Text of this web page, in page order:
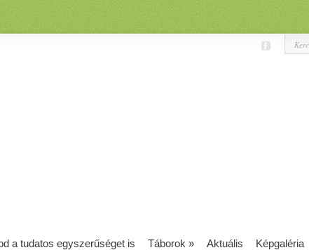
a tudatos egyszerűséget is Táborok » Aktuális
Képgaléria